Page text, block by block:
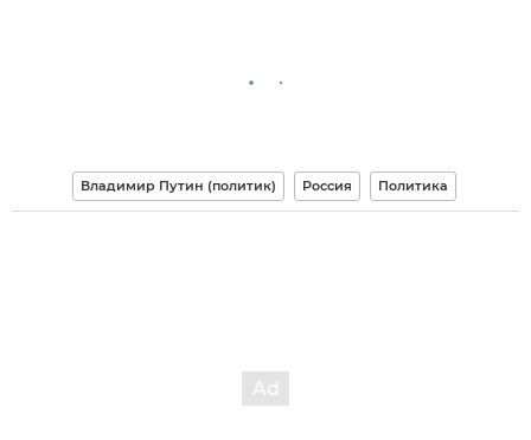
Владимир Путин (политик) Россия Политика